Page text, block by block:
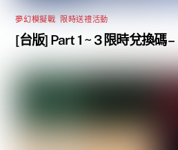
夢幻模擬戰 限時送禮活動
[台版] Part 1 ~ 3 限時兌換碼